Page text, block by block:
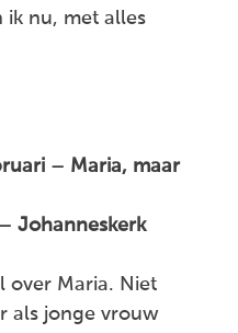
ik nu, met alles
– Maria, maar
Johanneskerk
over Maria. Niet
als jonge vrouw